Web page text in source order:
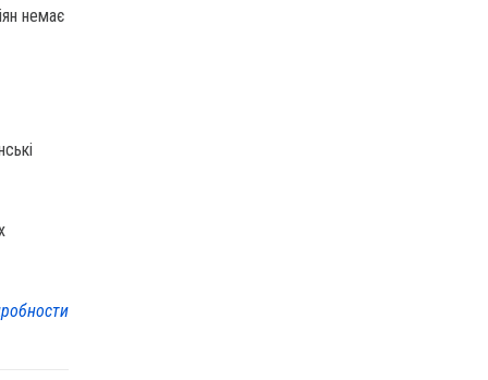
немає